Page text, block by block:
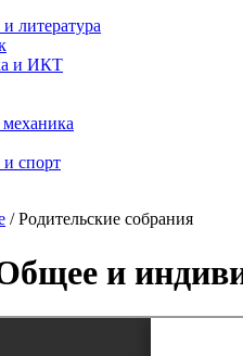
литература
и ИКТ
и спорт
/Родительские собрания
и